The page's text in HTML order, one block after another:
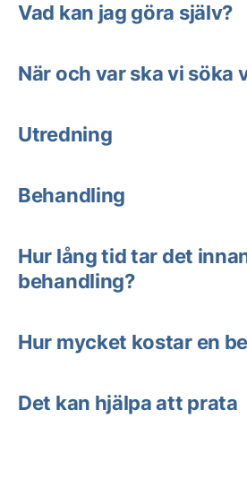
Vad kan jag göra själv?
När och var ska vi söka
Utredning
Behandling
Hur lång tid tar det
behandling?
Hur mycket kostar en
Det kan hjälpa att prata